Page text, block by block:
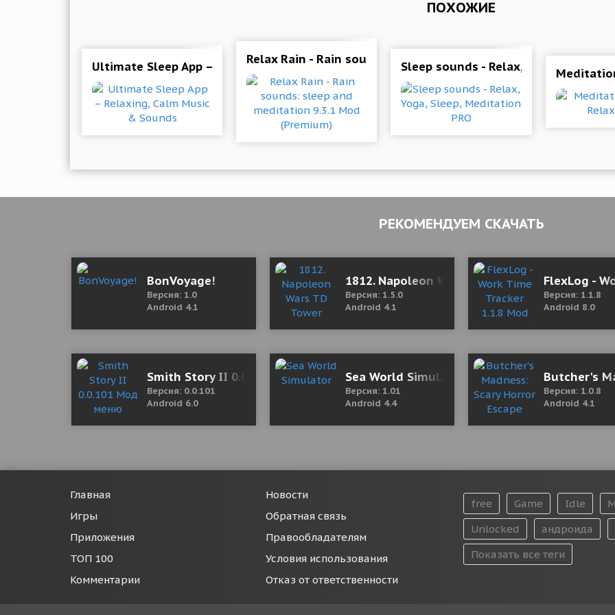
ПОХОЖИЕ
Ultimate Sleep App – Relaxing, Calm Music & SoundsRelax Rain - Rain sounds: sleep and meditation 9.3.1 Mod
Sleep sounds - Relax, Yoga, Sleep,
РЕКОМЕНДУЕМ СКАЧАТЬ
BonVoyage!
Версия: 1.0
Android 4.1
1812. Napoleon Wars TD Tower Defense
Версия: 1.5.0
Android 4.1
FlexLog -
Версия: 1.1.8
Android 8.0
Smith Story II 0.0.101 Мод меню
Версия: 0.0.101
Android 6.0
Sea World Simulator
Версия: 1.01
Android 4.4
Butcher's
Версия: 1.0.8
Android 4.1
Главная
Игры
Приложения
ТОП 100
Комментарии
Новости
Обратная связь
Правообладателям
Условия использования
Отказ от ответственности
free Game Idle
Unlocked
андроида
Показать все теги